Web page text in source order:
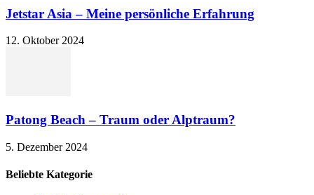
Jetstar Asia – Meine persönliche Erfahrung
12. Oktober 2024
Patong Beach – Traum oder Alptraum?
5. Dezember 2024
Beliebte Kategorie